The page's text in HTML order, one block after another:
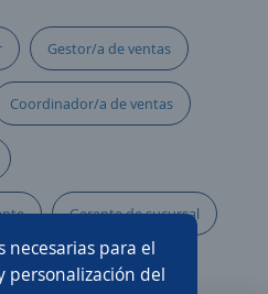
necesarias para el
personalización del
Gestor/a de ventas
Coordinador/a de ventas
Gerente de sucursal
Vendedor repartidor